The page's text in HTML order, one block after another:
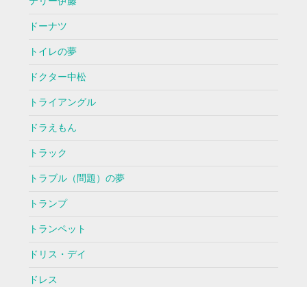
ドーナツ
トイレの夢
ドクター中松
トライアングル
ドラえもん
トラック
トラブル（問題）の夢
トランプ
トランペット
ドリス・デイ
ドレス